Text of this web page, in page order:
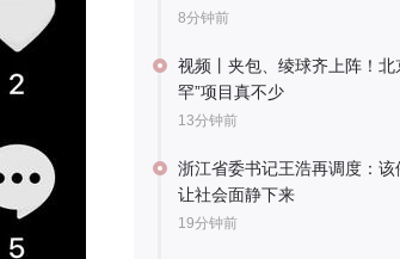
8分钟前
视频丨夹包、绫球齐上阵！北
罕”项目真不少
13分钟前
浙江省委书记王浩再调度：该
让社会面静下来
19分钟前